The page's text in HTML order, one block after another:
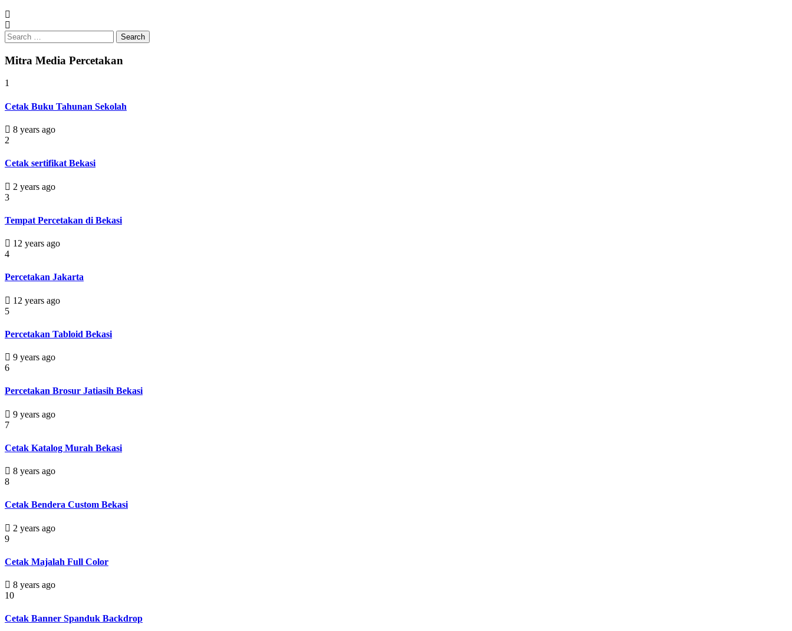
Search
for:
Mitra Media Percetakan
1
Cetak Buku Tahunan Sekolah
8 years ago
2
Cetak sertifikat Bekasi
2 years ago
3
Tempat Percetakan di Bekasi
12 years ago
4
Percetakan Jakarta
12 years ago
5
Percetakan Tabloid Bekasi
9 years ago
6
Percetakan Brosur Jatiasih Bekasi
9 years ago
7
Cetak Katalog Murah Bekasi
8 years ago
8
Cetak Bendera Custom Bekasi
2 years ago
9
Cetak Majalah Full Color
8 years ago
10
Cetak Banner Spanduk Backdrop